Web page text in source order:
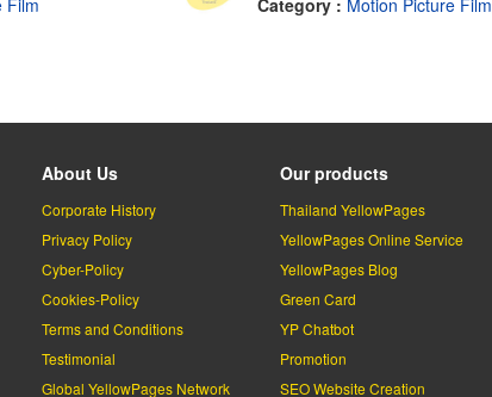
About Us
Corporate History
Privacy Policy
Cyber-Policy
Cookies-Policy
Terms and Conditions
Testimonial
Global YellowPages Network
Our products
Thailand YellowPages
YellowPages Online Service
YellowPages Blog
Green Card
YP Chatbot
Promotion
SEO Website Creation